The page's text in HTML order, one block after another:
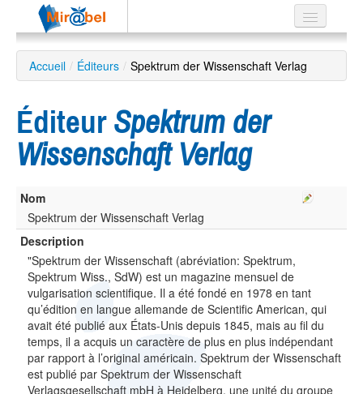
Le réseau
Soutien
Listes
Recherche
avancée
EN
ES
?
Accueil / Éditeurs / Spektrum der Wissenschaft Verlag
Éditeur Spektrum der
Wissenschaft Verlag
Nom
Spektrum der Wissenschaft Verlag
Description
"Spektrum der Wissenschaft (abréviation: Spektrum,
Spektrum Wiss., SdW) est un magazine mensuel de
vulgarisation scientifique. Il a été fondé en 1978 en tant
qu’édition en langue allemande de Scientific American, qui
avait été publié aux États-Unis depuis 1845, mais au fil du
temps, il a acquis un caractère de plus en plus indépendant
par rapport à l’original américain. Spektrum der Wissenschaft
est publié par Spektrum der Wissenschaft
Verlagsgesellschaft mbH à Heidelberg, une unité du groupe